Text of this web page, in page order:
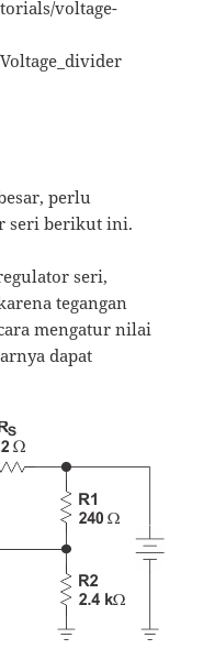
voltage-
perlu
seri berikut ini.
seri,
tegangan
mengatur nilai
dapat